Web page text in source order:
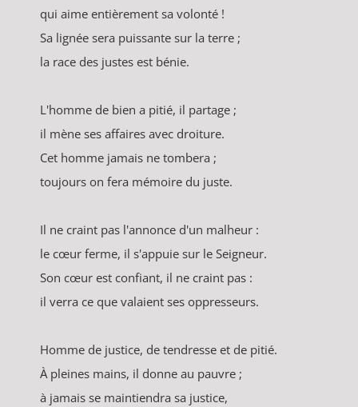
qui aime entièrement sa volonté !
Sa lignée sera puissante sur la terre ;
la race des justes est bénie.
L'homme de bien a pitié, il partage ;
il mène ses affaires avec droiture.
Cet homme jamais ne tombera ;
toujours on fera mémoire du juste.
Il ne craint pas l'annonce d'un malheur :
le cœur ferme, il s'appuie sur le Seigneur.
Son cœur est confiant, il ne craint pas :
il verra ce que valaient ses oppresseurs.
Homme de justice, de tendresse et de pitié.
À pleines mains, il donne au pauvre ;
à jamais se maintiendra sa justice,